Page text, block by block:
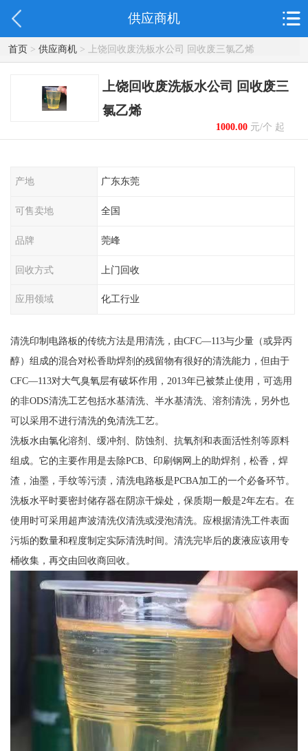
供应商机
首页> 供应商机> 上饶回收废洗板水公司 回收废三氯乙烯
上饶回收废洗板水公司 回收废三
氯乙烯
1000.00元/个 起
产地 广东东莞
可售卖地 全国
品牌 莞峰
回收方式 上门回收
应用领域 化工行业
清洗印制电路板的传统方法是用清洗，由CFC—113与少量（或异丙
醇）组成的混合对松香助焊剂的残留物有很好的清洗能力，但由于
CFC—113对大气臭氧层有破坏作用，2013年已被禁止使用，可选用
的非ODS清洗工艺包括水基清洗、半水基清洗、溶剂清洗，另外也
可以采用不进行清洗的免清洗工艺。
洗板水由氯化溶剂、缓冲剂、防蚀剂、抗氧剂和表面活性剂等原料
组成。它的主要作用是去除PCB、印刷钢网上的助焊剂，松香，焊
渣，油墨，手纹等污渍，清洗电路板是PCBA加工的一个必备环节。
洗板水平时要密封储存器在阴凉干燥处，保质期一般是2年左右。在
使用时可采用超声波清洗仪清洗或浸泡清洗。应根据清洗工件表面
污垢的数量和程度制定实际清洗时间。清洗完毕后的废液应该用专
桶收集，再交由回收商回收。